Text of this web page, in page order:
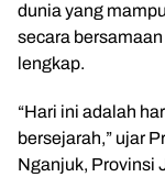
dunia yang
secara
lengkap.
“Hari ini adalah
bersejarah,” ujar
Nganjuk, Provinsi